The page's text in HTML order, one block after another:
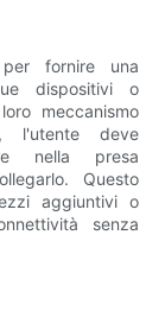
fornire una
dispositivi o
meccanismo
l'utente deve
nella presa
Questo
aggiuntivi o
senza